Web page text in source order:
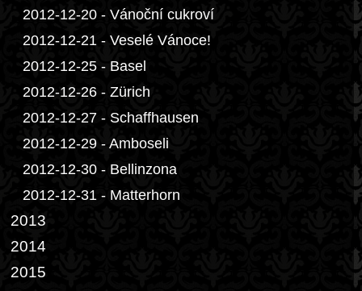
2012-12-20 - Vánoční cukroví
2012-12-21 - Veselé Vánoce!
2012-12-25 - Basel
2012-12-26 - Zürich
2012-12-27 - Schaffhausen
2012-12-29 - Amboseli
2012-12-30 - Bellinzona
2012-12-31 - Matterhorn
2013
2014
2015